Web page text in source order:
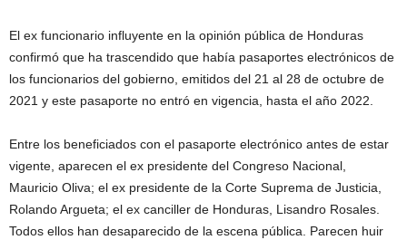
El ex funcionario influyente en la opinión pública de Honduras
confirmó que ha trascendido que había pasaportes electrónicos de
los funcionarios del gobierno, emitidos del 21 al 28 de octubre de
2021 y este pasaporte no entró en vigencia, hasta el año 2022.
Entre los beneficiados con el pasaporte electrónico antes de estar
vigente, aparecen el ex presidente del Congreso Nacional,
Mauricio Oliva; el ex presidente de la Corte Suprema de Justicia,
Rolando Argueta; el ex canciller de Honduras, Lisandro Rosales.
Todos ellos han desaparecido de la escena pública. Parecen huir